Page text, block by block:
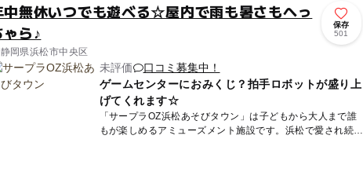
中無休いつでも遊べる☆屋内で雨も暑さもへっ
ゃら♪
静岡県浜松市中央区
保存
501
未評価
口コミ募集中！
ゲームセンターにおみくじ？拍手ロボットが盛り上
げてくれます☆
「サープラOZ浜松あそびタウン」は子どもから大人まで誰
もが楽しめるアミューズメント施設です。浜松で愛され続け